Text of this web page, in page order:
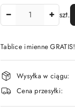
szt.
Tablice imienne GRATIS!
Dostępność
i
dostawa
Wysyłka w ciągu:
Cena przesyłki: